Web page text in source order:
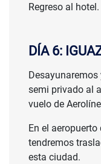
Regreso al hotel.
DÍA 6:
semi privado al
vuelo de
En el
tendremos
esta ciudad.